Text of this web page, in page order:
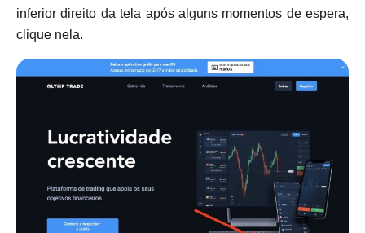
inferior direito da tela após alguns momentos de espera,
clique nela.